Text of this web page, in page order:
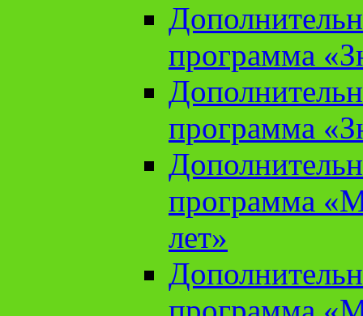
программа
программа
программа
лет»